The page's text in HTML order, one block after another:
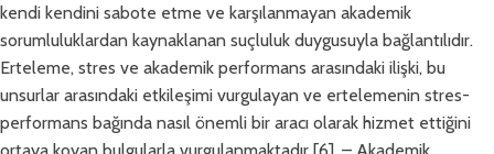
kendi kendini sabote etme ve karşılanmayan akademik
sorumluluklardan kaynaklanan suçluluk duygusuyla bağlantılıdır.
Erteleme, stres ve akademik performans arasındaki ilişki, bu
unsurlar arasındaki etkileşimi vurgulayan ve ertelemenin stres-
performans bağında nasıl önemli bir aracı olarak hizmet ettiğini
ortaya koyan bulgularla vurgulanmaktadır [6]. – Akademik